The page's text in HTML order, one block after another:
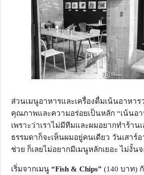
ส่วนเมนูอาหารและเครื่องดื่มเน้นอาหา
คุณภาพและความอร่อยเป็นหลัก “เน้นอา
เพราะว่าเราไม่มีทีมและผมอยากทำร้าน
ธรรมดาก็จะเห็นผมอยู่คนเดียว วันเสาร์
ช่วย ก็เลยไม่อยากมีเมนูหลักเยอะ ไม่งั้น
เริ่มจากเมนู“Fish & Chips” (140 บาท)